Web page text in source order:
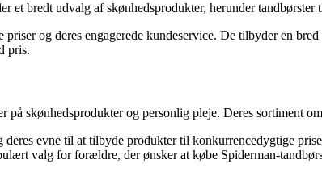
et bredt udvalg af skønhedsprodukter, herunder
og deres engagerede kundeservice. De tilbyder en
pris.
på skønhedsprodukter og personlig pleje. Deres sortiment
evne til at tilbyde produkter til konkurrencedygtige
valg for forældre, der ønsker at købe Spiderman-